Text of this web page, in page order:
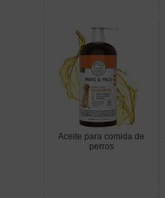
Aceite para comida de
perros